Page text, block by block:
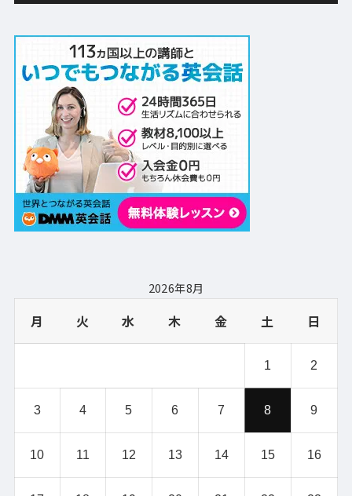
2026年8月
月 火 水 木 金 土 日
1 2
3 4 5 6 7 8 9
10 11 12 13 14 15 16